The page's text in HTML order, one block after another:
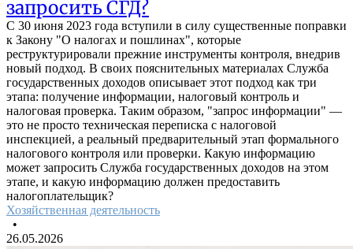
запросить СГД?
С 30 июня 2023 года вступили в силу существенные поправки
к Закону "О налогах и пошлинах", которые
реструктурировали прежние инструменты контроля, внедрив
новый подход. В своих пояснительных материалах Служба
государственных доходов описывает этот подход как три
этапа: получение информации, налоговый контроль и
налоговая проверка. Таким образом, "запрос информации" —
это не просто техническая переписка с налоговой
инспекцией, а реальный предварительный этап формального
налогового контроля или проверки. Какую информацию
может запросить Служба государственных доходов на этом
этапе, и какую информацию должен предоставить
налогоплательщик?
Хозяйственная деятельность
•
26.05.2026